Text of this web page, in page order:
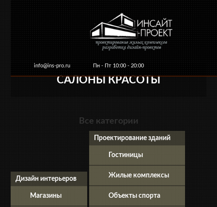
info@ins-pro.ru Пн - Пт 10:00 - 20:00
САЛОНЫ КРАСОТЫ
Все категории
Дизайн интерьеров
Магазины
Проектирование зданий
Гостиницы
Жилые комплексы
Объекты спорта